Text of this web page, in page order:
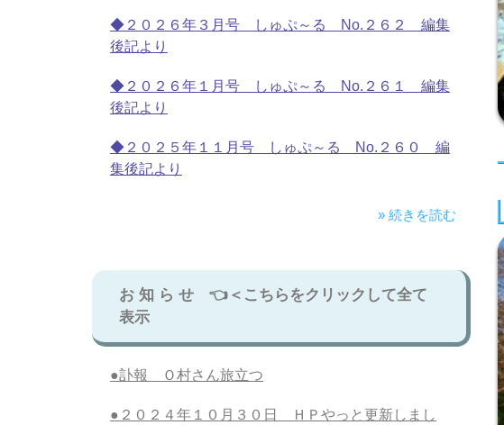
◆２０２６年３月号 しゅぷ～る No.２６２ 編集
後記より
◆２０２６年１月号 しゅぷ～る No.２６１ 編集
後記より
◆２０２５年１１月号 しゅぷ～る No.２６０ 編
集後記より
» 続きを読む
お 知 ら せ 👈＜こちらをクリックして全て
表示
●訃報 Ｏ村さん旅立つ
●２０２４年１０月３０日 ＨＰやっと更新しまし